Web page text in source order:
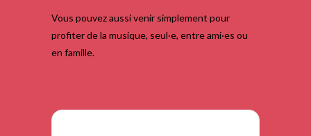
Vous pouvez aussi venir simplement pour
profiter de la musique, seul·e, entre ami·es ou
en famille.